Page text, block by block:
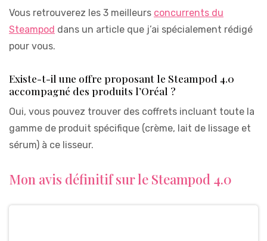
Vous retrouverez les 3 meilleurs concurrents du
Steampod dans un article que j’ai spécialement rédigé
pour vous.
Existe-t-il une offre proposant le Steampod 4.0
accompagné des produits l’Oréal ?
Oui, vous pouvez trouver des coffrets incluant toute la
gamme de produit spécifique (crème, lait de lissage et
sérum) à ce lisseur.
Mon avis définitif sur le Steampod 4.0